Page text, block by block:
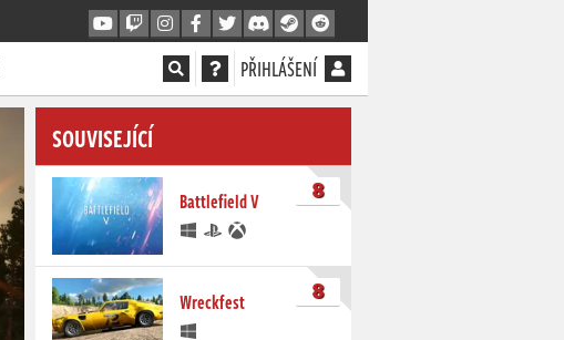
PŘIHLÁŠENÍ
SOUVISEJÍCÍ
Battlefield V 8
Wreckfest 8